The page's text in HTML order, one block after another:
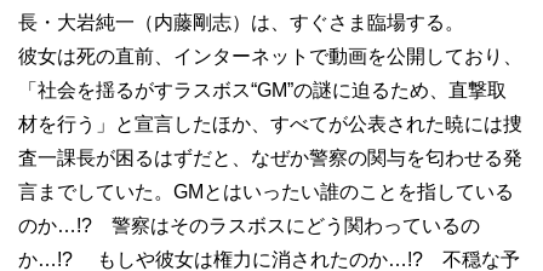
長・大岩純一（内藤剛志）は、すぐさま臨場する。
彼女は死の直前、インターネットで動画を公開しており、
「社会を揺るがすラスボス“GM”の謎に迫るため、直撃取
材を行う」と宣言したほか、すべてが公表された暁には捜
査一課長が困るはずだと、なぜか警察の関与を匂わせる発
言までしていた。 GM とはいったい誰のことを指している
のか…!? 警察はそのラスボスにどう関わっているの
か…!? もしや彼女は権力に消されたのか…!? 不穏な予